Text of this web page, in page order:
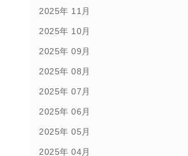
2025年 11月
2025年 10月
2025年 09月
2025年 08月
2025年 07月
2025年 06月
2025年 05月
2025年 04月